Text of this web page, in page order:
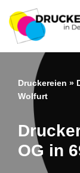
Zum
Inhalt
springen
Druckereien »
Wolfurt
OG in